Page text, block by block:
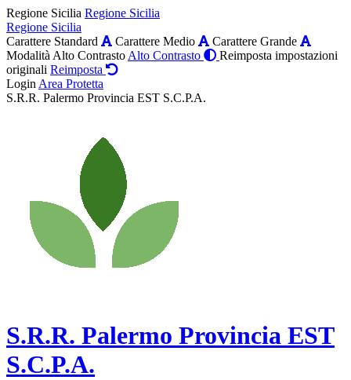
Regione Sicilia Regione Sicilia
Regione Sicilia
Carattere Standard
Carattere Medio
Carattere Grande
Modalità Alto Contrasto Alto Contrasto
Reimposta impostazioni
originali Reimposta
Login Area Protetta
S.R.R. Palermo Provincia EST S.C.P.A.
S.R.R. Palermo Provincia EST
S.C.P.A.